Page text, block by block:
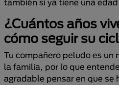
también si ya tiene una
¿Cuántos años
cómo seguir su
Tu compañero peludo es un
la familia, por lo que
agradable pensar en que se